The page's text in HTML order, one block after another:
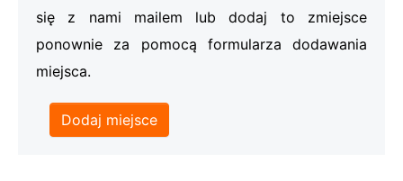
się z nami mailem lub dodaj to zmiejsce
ponownie za pomocą formularza dodawania
miejsca.
Dodaj miejsce